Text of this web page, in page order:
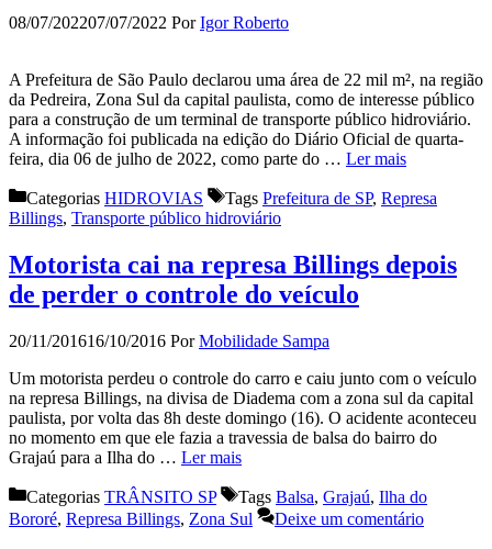
08/07/202207/07/2022 PorIgor Roberto
A Prefeitura de São Paulo declarou uma área de 22 mil m², na região
da Pedreira, Zona Sul da capital paulista, como de interesse público
para a construção de um terminal de transporte público hidroviário.
A informação foi publicada na edição do Diário Oficial de quarta-
feira, dia 06 de julho de 2022, como parte do … Ler mais
Categorias HIDROVIAS Tags Prefeitura de SP, Represa
Billings, Transporte público hidroviário
Motorista cai na represa Billings depois
de perder o controle do veículo
20/11/201616/10/2016 PorMobilidade Sampa
Um motorista perdeu o controle do carro e caiu junto com o veículo
na represa Billings, na divisa de Diadema com a zona sul da capital
paulista, por volta das 8h deste domingo (16). O acidente aconteceu
no momento em que ele fazia a travessia de balsa do bairro do
Grajaú para a Ilha do … Ler mais
Categorias TRÂNSITO SP Tags Balsa, Grajaú, Ilha do
Bororé, Represa Billings, Zona Sul Deixe um comentário